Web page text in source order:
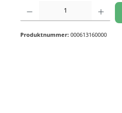
Produkt Anzahl: Gib den gewünschten
Produktnummer: 000613160000